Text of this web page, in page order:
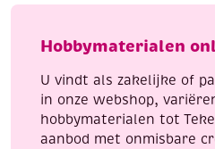
zilver,
aantal
Hobbymaterialen
U vindt als zakelijke of
in onze webshop,
hobbymaterialen tot
aanbod met onmisbare